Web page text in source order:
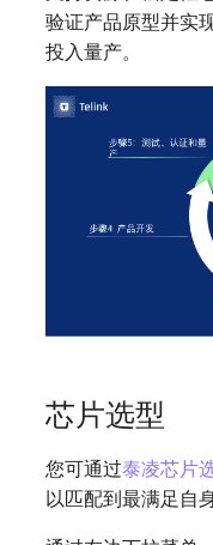
安装集成开发工具
测试、认证和量产
蓝牙低功耗音频
经典蓝牙/低延时双模
Open Thread协议
Apple FindMy协议
位置服务
验证产品原型并实
投入量产。
芯片选型
您可通过泰凌芯片
以匹配到最满足自